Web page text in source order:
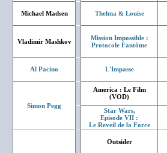
Michael Madsen Thelma & Louise
Vladimir Mashkov
Mission Impossible :
Protocole Fantôme
Al Pacino L'Impasse
Simon Pegg
America : Le Film
(VOD)
Star Wars,
Episode VII :
Le Reveil de la Force
Outsider